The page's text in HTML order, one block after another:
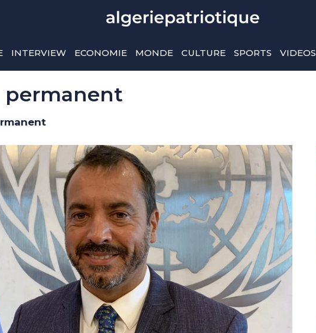
INTERVIEW ECONOMIE MONDE CULTURE SPORTS VIDEOS